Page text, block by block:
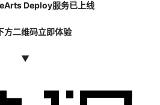
Deploy服务已上线
方二维码立即体验
▼